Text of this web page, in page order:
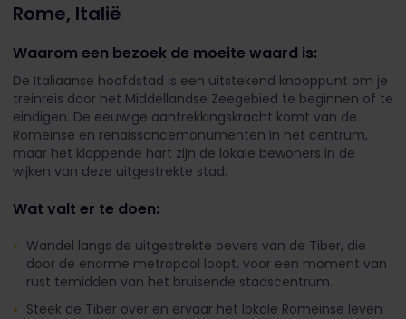
Rome, Italië
Waarom een bezoek de moeite waard is:
De Italiaanse hoofdstad is een uitstekend knooppunt om je
treinreis door het Middellandse Zeegebied te beginnen of te
eindigen. De eeuwige aantrekkingskracht komt van de
Romeinse en renaissancemonumenten in het centrum,
maar het kloppende hart zijn de lokale bewoners in de
wijken van deze uitgestrekte stad.
Wat valt er te doen:
Wandel langs de uitgestrekte oevers van de Tiber, die
door de enorme metropool loopt, voor een moment van
rust temidden van het bruisende stadscentrum.
Steek de Tiber over en ervaar het lokale Romeinse leven